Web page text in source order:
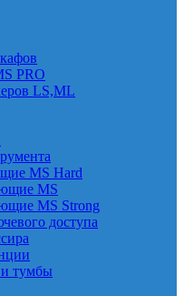
PRO
LS,ML
MS Hard
MS
MS Strong
доступа
тумбы